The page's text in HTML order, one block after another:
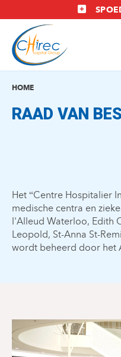
en
naar
inhoud
gaan
HOME
RAAD VAN
Het “Centre Hospitalier
medische centra en
l'Alleud Waterloo, Edith
Leopold, St-Anna St-
wordt beheerd door het